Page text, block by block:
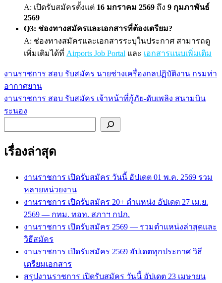
A: เปิดรับสมัครตั้งแต่ 16 มกราคม 2569 ถึง 9 กุมภาพันธ์
2569
Q3: ช่องทางสมัครและเอกสารที่ต้องเตรียม?
A: ช่องทางสมัครและเอกสารระบุในประกาศ สามารถดู
เพิ่มเติมได้ที่ Airports Job Portal และ เอกสารแนบเพิ่มเติม
แนะแนว
เรื่อง
งานราชการ สอบ รับสมัคร นายช่างเครื่องกลปฏิบัติงาน กรมท่า
อากาศยาน
งานราชการ สอบ รับสมัคร เจ้าหน้าที่กู้ภัย-ดับเพลิง สนามบิน
ระนอง
เรื่องล่าสุด
งานราชการ เปิดรับสมัคร วันนี้ อัปเดต 01 พ.ค. 2569 รวม
หลายหน่วยงาน
งานราชการ เปิดรับสมัคร 20+ ตำแหน่ง อัปเดต 27 เม.ย.
2569 — กทม. ทอท. สภาฯ กปภ.
งานราชการ เปิดรับสมัคร 2569 — รวมตำแหน่งล่าสุดและ
วิธีสมัคร
งานราชการ เปิดรับสมัคร 2569 อัปเดตทุกประกาศ วิธี
เตรียมเอกสาร
สรุปงานราชการ เปิดรับสมัคร วันนี้ อัปเดต 23 เมษายน